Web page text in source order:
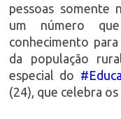
pessoas somente
um número
conhecimento
da população
especial do
(24), que celebra